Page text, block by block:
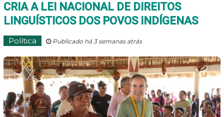
CRIA A LEI NACIONAL DE DIREITOS
LINGUÍSTICOS DOS POVOS INDÍGENAS
Política Publicado há 3 semanas atrás